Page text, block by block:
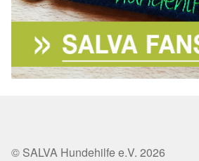
© SALVA Hundehilfe e.V. 2026